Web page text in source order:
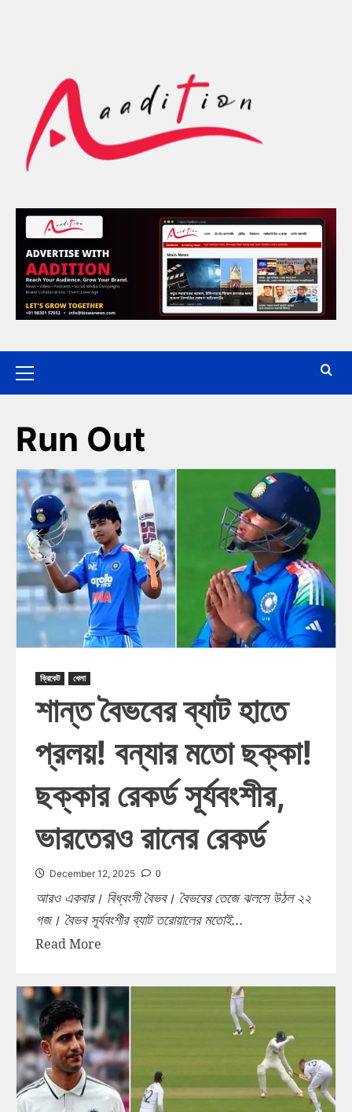
Run Out
ক্রিকেট খেলা
শান্ত বৈভবের ব্যাট হাতে
প্রলয়! বন্যার মতো ছক্কা!
ছক্কার রেকর্ড সূর্যবংশীর,
ভারতেরও রানের রেকর্ড
December 12, 2025 0
আরও একবার। বিধ্বংসী বৈভব। বৈভবের তেজে ঝলসে উঠল ২২
গজ। বৈভব সূর্যবংশীর ব্যাট তরোয়ালের মতোই...
Read More